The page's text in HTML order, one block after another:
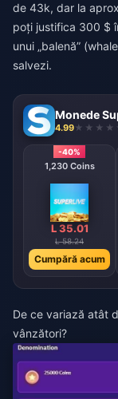
de 43k, dar la
poți justifica 300 $
unui „balenă”
salvezi.
Monede
4.99
-40%
1,230 Coins
L 35.01
L 58.24
Cumpără acum
De ce variază atât
vânzători?